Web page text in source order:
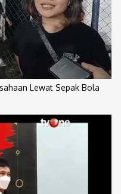
Lewat Sepak Bola